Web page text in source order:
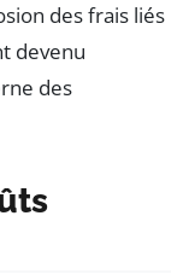
des frais liés
devenu
des